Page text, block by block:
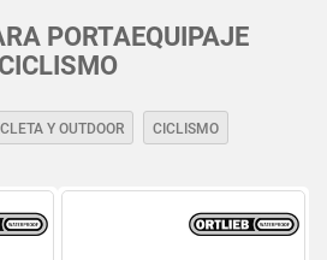
PORTAEQUIPAJE
CICLISMO
Y OUTDOOR CICLISMO